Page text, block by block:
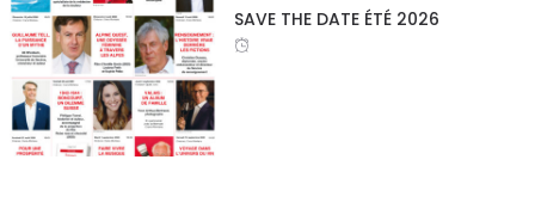
SAVE THE DATE ÉTÉ 2026